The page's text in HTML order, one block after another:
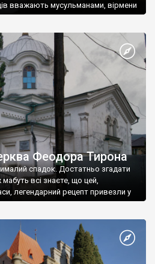
вважають мусульманами, вірмени
Феодора Тирона
спадок. Достатньо згадати
всі знаєте, що цей,
легендарний рецепт привезли у